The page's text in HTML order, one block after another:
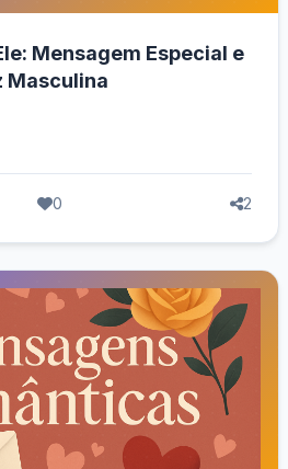
Mensagem Especial e
Masculina
0 2